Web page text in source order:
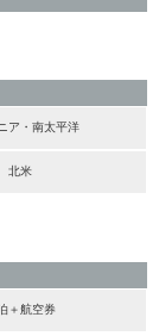
ア・南太平洋
北米
＋航空券